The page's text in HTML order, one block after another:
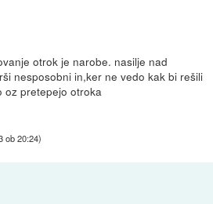
otrok je narobe. nasilje nad
nesposobni in,ker ne vedo kak bi rešili
oz pretepejo otroka
ob 20:24)